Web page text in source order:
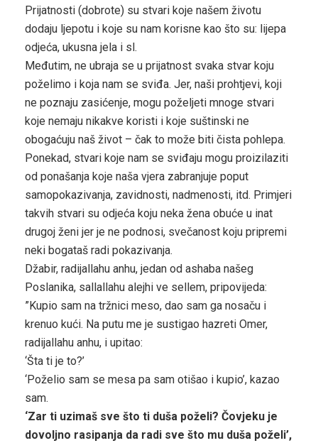
Prijatnosti (dobrote) su stvari koje našem životu
dodaju ljepotu i koje su nam korisne kao što su: lijepa
odjeća, ukusna jela i sl.
Međutim, ne ubraja se u prijatnost svaka stvar koju
poželimo i koja nam se sviđa. Jer, naši prohtjevi, koji
ne poznaju zasićenje, mogu poželjeti mnoge stvari
koje nemaju nikakve koristi i koje suštinski ne
obogaćuju naš život – čak to može biti čista pohlepa.
Ponekad, stvari koje nam se sviđaju mogu proizilaziti
od ponašanja koje naša vjera zabranjuje poput
samopokazivanja, zavidnosti, nadmenosti, itd. Primjeri
takvih stvari su odjeća koju neka žena obuće u inat
drugoj ženi jer je ne podnosi, svečanost koju pripremi
neki bogataš radi pokazivanja.
Džabir, radijallahu anhu, jedan od ashaba našeg
Poslanika, sallallahu alejhi ve sellem, pripovijeda:
”Kupio sam na tržnici meso, dao sam ga nosaču i
krenuo kući. Na putu me je sustigao hazreti Omer,
radijallahu anhu, i upitao:
‘Šta ti je to?’
‘Poželio sam se mesa pa sam otišao i kupio’, kazao
sam.
‘Zar ti uzimaš sve što ti duša poželi? Čovjeku je
dovoljno rasipanja da radi sve što mu duša poželi’,